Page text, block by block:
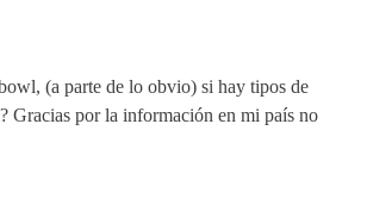
(a parte de lo obvio) si hay tipos de
Gracias por la información en mi país no